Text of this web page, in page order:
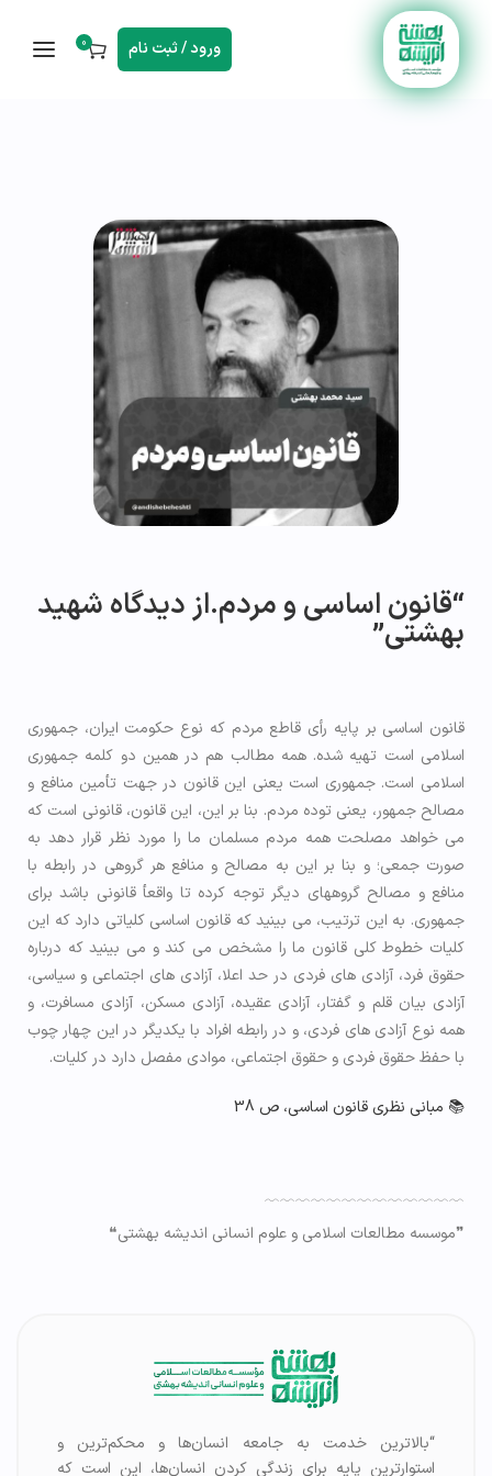
ورود / ثبت نام 0
“قانون اساسی و مردم.از دیدگاه شهید
بهشتی”
قانون اساسی بر پایه رأی قاطع مردم که نوع حکومت ایران، جمهوری
اسلامی است تهیه شده. همه مطالب هم در همین دو کلمه جمهوری
اسلامی است. جمهوری است یعنی این قانون در جهت تأمین منافع و
مصالح جمهور، یعنی توده مردم. بنا بر این، این قانون، قانونی است که
می خواهد مصلحت همه مردم مسلمان ما را مورد نظر قرار دهد به
صورت جمعی؛ و بنا بر این به مصالح و منافع هر گروهی در رابطه با
منافع و مصالح گروههای دیگر توجه کرده تا واقعأ قانونی باشد برای
جمهوری. به این ترتیب، می بینید که قانون اساسی کلیاتی دارد که این
کلیات خطوط کلی قانون ما را مشخص می کند و می بینید که درباره
حقوق فرد، آزادی های فردی در حد اعلا، آزادی های اجتماعی و سیاسی،
آزادی بیان قلم و گفتار، آزادی عقیده، آزادی مسکن، آزادی مسافرت، و
همه نوع آزادی های فردی، و در رابطه افراد با یکدیگر در این چهار چوب
با حفظ حقوق فردی و حقوق اجتماعی، موادی مفصل دارد در کلیات.
📚 مبانی نظری قانون اساسی، ص 38
﹋﹋﹋﹋﹋﹋﹋﹋﹋﹋﹋﹋﹋
❞موسسه مطالعات اسلامی و علوم انسانی اندیشه بهشتی❝
“بالاترین خدمت به جامعه انسان‌ها و محکم‌ترین و
استوارترین پایه برای زندگی کردن انسان‌ها، این است که